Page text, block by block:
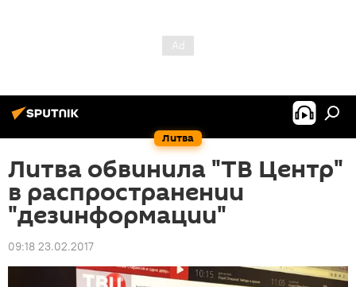
Литва
Литва обвинила "ТВ Центр"
в распространении
"дезинформации"
09:18 23.02.2017